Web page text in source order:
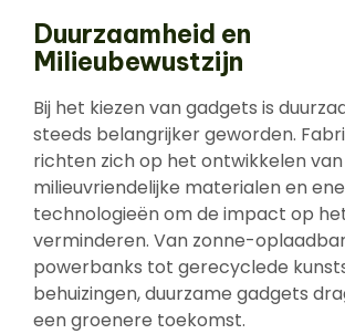
Duurzaamheid en
Milieubewustzijn
Bij het kiezen van gadgets is
steeds belangrijker geworden.
richten zich op het ontwikkelen van
milieuvriendelijke materialen en
technologieën om de impact op
verminderen. Van zonne-
powerbanks tot gerecyclede
behuizingen, duurzame gadgets
een groenere toekomst.